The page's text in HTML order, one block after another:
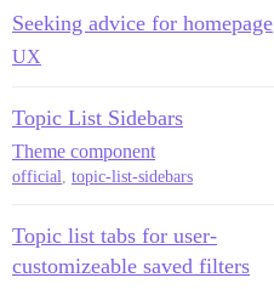
Seeking advice for homepage
UX
Topic List Sidebars
Theme component
official, topic-list-sidebars
Topic list tabs for user-
customizeable saved filters